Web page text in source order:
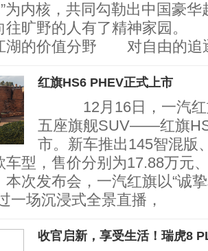
为内核，共同勾勒出中国豪
往旷野的人有了精神家园。
湖的价值分野 对自由的追
红旗HS6 PHEV正式上市
12月16日，一汽红
五座旗舰SUV——红旗
市。新车推出145智混版
车型，售价分别为17.88万元
布会，一汽红旗以“诚挚
一场沉浸式全景直播，
收官启新，享受生活！瑞虎8